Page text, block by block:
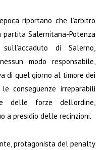
riportano che l’arbitro
Salernitana-Potenza
di Salerno,
modo responsabile,
di quel giorno al timore dei
conseguenze irreparabili
delle forze dell’ordine,
a presidio delle recinzioni.
protagonista del penalty